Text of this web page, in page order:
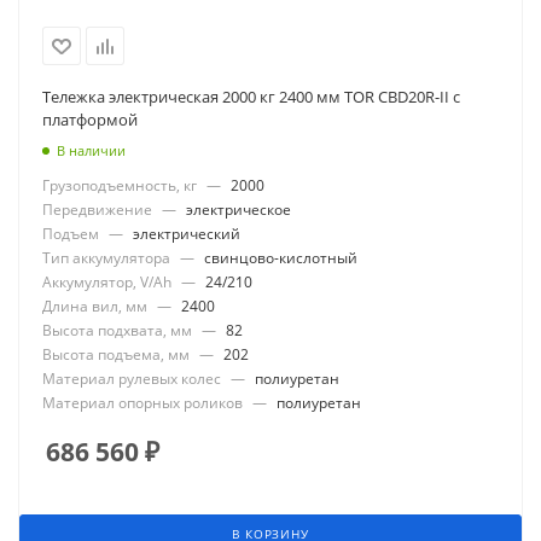
Тележка электрическая 2000 кг 2400 мм TOR CBD20R-II с
платформой
В наличии
Грузоподъемность, кг — 2000
Передвижение — электрическое
Подъем — электрический
Тип аккумулятора — свинцово-кислотный
Аккумулятор, V/Ah — 24/210
Длина вил, мм — 2400
Высота подхвата, мм — 82
Высота подъема, мм — 202
Материал рулевых колес — полиуретан
Материал опорных роликов — полиуретан
686 560₽
В КОРЗИНУ